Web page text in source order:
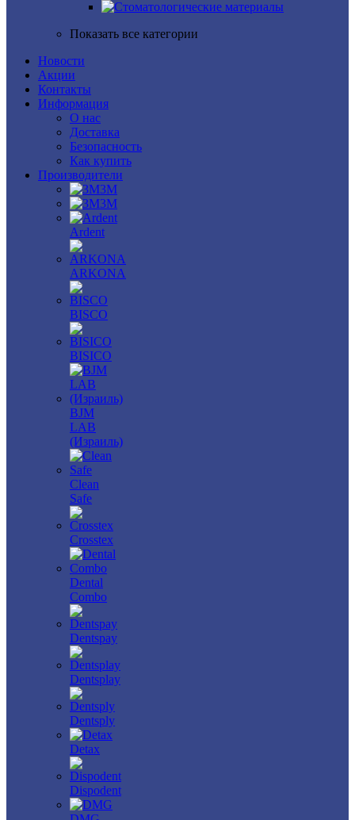
Показать все категории
Новости
Акции
Контакты
Информация
О нас
Доставка
Безопасность
Как купить
Производители
3M
3М
Ardent
ARKONA
BISCO
BISICO
BJM
LAB
(Израиль)
Clean
Safe
Crosstex
Dental
Combo
Dentspay
Dentsplay
Dentsply
Detax
Dispodent